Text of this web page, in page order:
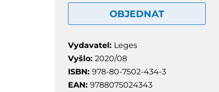
OBJEDNAT
Vydavatel: Leges
Vyšlo: 2020/08
ISBN: 978-80-7502-434-3
EAN: 9788075024343